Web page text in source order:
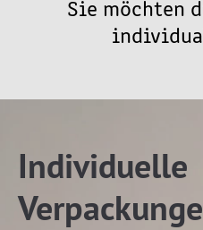
Sie möchten
Individuelle